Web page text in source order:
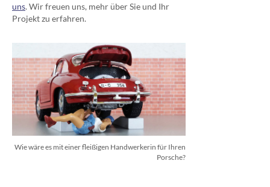
uns. Wir freuen uns, mehr über Sie und Ihr
Projekt zu erfahren.
Wie wäre es mit einer fleißigen Handwerkerin für Ihren
Porsche?